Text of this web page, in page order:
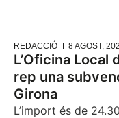
REDACCIÓ 8 AGOST,
L’Oficina Local
rep una
Girona
L’import és de